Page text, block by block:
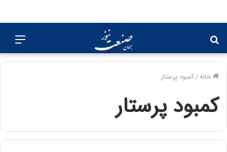
برای
خانه/کمبود پرستار
کمبود پرستار